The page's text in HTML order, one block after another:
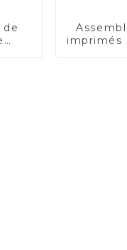
de
imprimés